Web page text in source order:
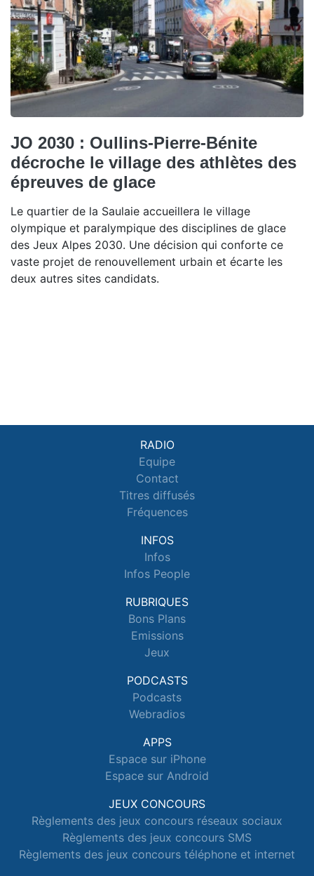
JO 2030 : Oullins-Pierre-Bénite
décroche le village des athlètes des
épreuves de glace
Le quartier de la Saulaie accueillera le village
olympique et paralympique des disciplines de glace
des Jeux Alpes 2030. Une décision qui conforte ce
vaste projet de renouvellement urbain et écarte les
deux autres sites candidats.
RADIO
Equipe
Contact
Titres diffusés
Fréquences
INFOS
Infos
Infos People
RUBRIQUES
Bons Plans
Emissions
Jeux
PODCASTS
Podcasts
Webradios
APPS
Espace sur iPhone
Espace sur Android
JEUX CONCOURS
Règlements des jeux concours réseaux sociaux
Règlements des jeux concours SMS
Règlements des jeux concours téléphone et internet